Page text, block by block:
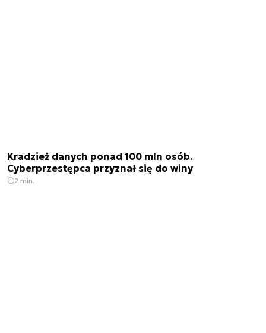
Kradzież danych ponad 100 mln osób.
Cyberprzestępca przyznał się do winy
2 min.